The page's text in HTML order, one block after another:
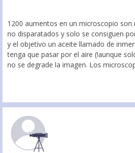
1200 aumentos en un microscopio
no disparatados y solo se consiguen
y el objetivo un aceite llamado de
tenga que pasar por el aire (!aunque
no se degrade la imagen. Los